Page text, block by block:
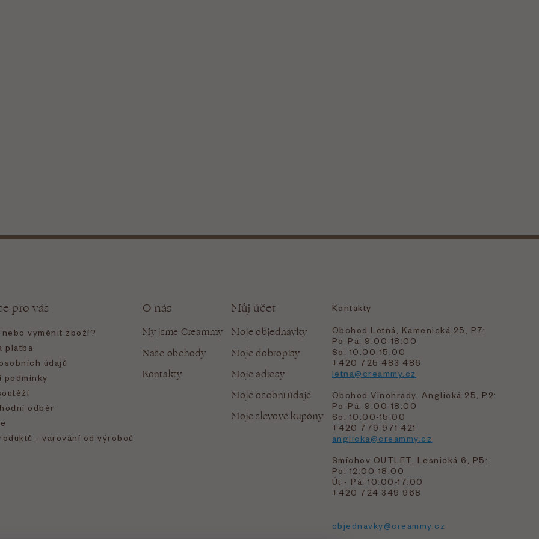
pro vás
vyměnit zboží?
platba
údajů
podmínky
odběr
- varování od výrobců
O nás
My jsme Creammy
Naše obchody
Kontakty
Můj účet
Moje objednávky
Moje dobropisy
Moje adresy
Moje osobní údaje
Moje slevové kupóny
Kontakty
Obchod Letná, Kamenická 25, P7:
Po-Pá: 9:00-18:00
So: 10:00-15:00
+420 725 483 486
letna@creammy.cz
Obchod Vinohrady, Anglická 25, P2:
Po-Pá: 9:00-18:00
So: 10:00-15:00
+420 779 971 421
anglicka@creammy.cz
Smíchov OUTLET, Lesnická 6, P5:
Po: 12:00-18:00
Út - Pá: 10:00-17:00
+420 724 349 968
objednavky@creammy.cz